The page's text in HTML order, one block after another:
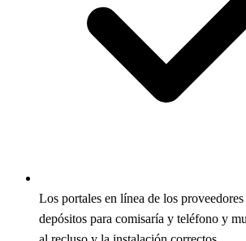
Los portales en línea de los
depósitos para comisaría y teléfono y